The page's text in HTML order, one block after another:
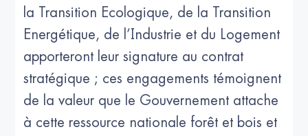
la Transition Ecologique, de la Transition
Energétique, de l’Industrie et du Logement
apporteront leur signature au contrat
stratégique ; ces engagements témoignent
de la valeur que le Gouvernement attache
à cette ressource nationale forêt et bois et